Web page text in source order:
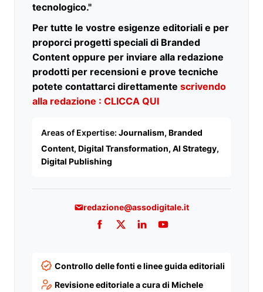
tecnologico."
Per tutte le vostre esigenze editoriali e per
proporci progetti speciali di Branded
Content oppure per inviare alla redazione
prodotti per recensioni e prove tecniche
potete contattarci direttamente scrivendo
alla redazione : CLICCA QUI
Areas of Expertise: Journalism, Branded
Content, Digital Transformation, AI Strategy,
Digital Publishing
redazione@assodigitale.it
Facebook
TwitterLinkedInYouTube
Controllo delle fonti e linee guida editoriali
Revisione editoriale a cura di Michele